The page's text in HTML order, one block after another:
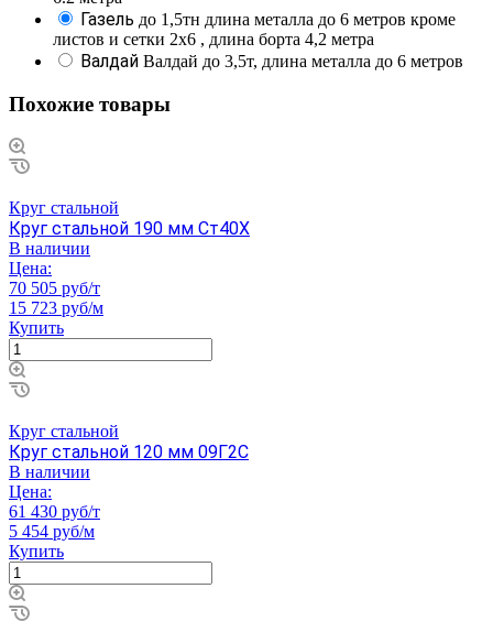
Газель до 1,5тн длина металла до 6 метров кроме
листов и сетки 2х6 , длина борта 4,2 метра
Валдай Валдай до 3,5т, длина металла до 6 метров
Похожие товары
Круг стальной
Круг стальной 190 мм Ст40Х
В наличии
Цена:
70 505 руб/т
15 723 руб/м
Купить
Круг стальной
Круг стальной 120 мм 09Г2С
В наличии
Цена:
61 430 руб/т
5 454 руб/м
Купить